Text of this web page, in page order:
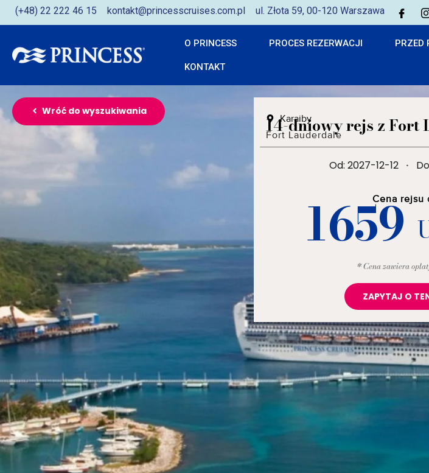
(+48) 22 222 46 15 kontakt@princesscruises.com.pl ul. Złota 59, 00-120 Warszawa
O PRINCESS PROCES REZERWACJI PRZED
KONTAKT
Wróć do wyszukiwania
Karaiby
14-dniowy rejs z Fort
Fort Lauderdale
Od: 2027-12-12 ·
Cena rejsu
1659
* Cena zawiera
ZAPYTAJ O